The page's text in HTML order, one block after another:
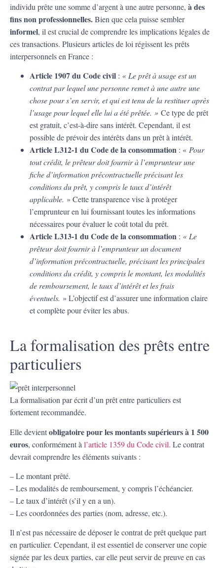
individu prête une somme d’argent à une autre personne, à des
fins non professionnelles.Bien que cela puisse sembler
informel, il est crucial de comprendre les implications légales de
ces transactions. Plusieurs articles de loi régissent les prêts
interpersonnels en France :
Article 1907 du Code civil : « Le prêt à usage est un
contrat par lequel une personne remet à une autre une
chose pour s’en servir, et qui est tenu de la restituer après
l’usage pour lequel elle lui a été prêtée. » Ce type de prêt
est gratuit, c’est-à-dire sans intérêt. Cependant, il est
possible de prévoir des intérêts dans un prêt à intérêt.
Article L312-1 du Code de la consommation : « Pour
tout crédit, le prêteur doit fournir à l’emprunteur une
fiche d’information précontractuelle précisant les
conditions du prêt, y compris le taux d’intérêt
applicable. » Cette transparence vise à protéger
l’emprunteur en lui fournissant toutes les informations
nécessaires pour évaluer le coût total du prêt.
Article L313-1 du Code de la consommation : « Le
prêteur doit fournir à l’emprunteur un document
d’information précontractuelle, précisant les principales
conditions du crédit, y compris le montant, les modalités
de remboursement, le taux d’intérêt et les frais
éventuels. » L’objectif est d’assurer une information claire
et complète pour éviter les abus.
La formalisation des prêts entre
particuliers
La formalisation par écrit d’un prêt entre particuliers est
fortement recommandée.
Elle devientobligatoire pour les montants supérieurs à 1 500
euros, conformément à l’article 1359 du Code civil. Le contrat
devrait comprendre les éléments suivants :
– Le montant prêté.
– Les modalités de remboursement, y compris l’échéancier.
– Le taux d’intérêt (s’il y en a un).
– Les coordonnées des parties (nom, adresse, etc.).
Il n’est pas nécessaire de déposer le contrat de prêt quelque part
en particulier. Cependant, il est essentiel de conserver une copie
signée par les deux parties, car elle peut servir de preuve en cas